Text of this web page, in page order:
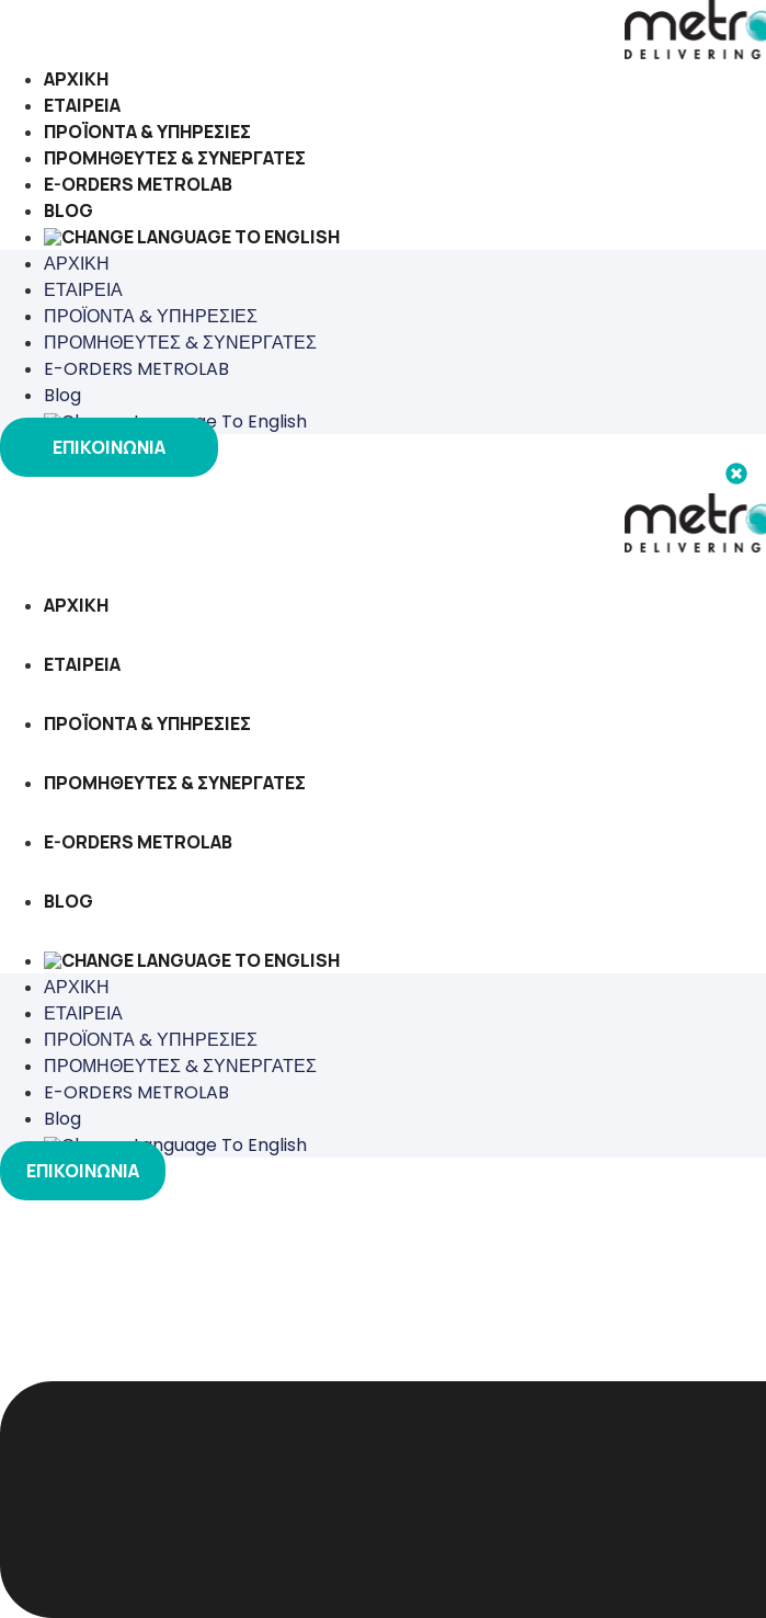
ΑΡΧΙΚΗ
ΕΤΑΙΡΕΙΑ
ΠΡΟΪΟΝΤΑ & ΥΠΗΡΕΣΙΕΣ
ΠΡΟΜΗΘΕΥΤΕΣ & ΣΥΝΕΡΓΑΤΕΣ
E-ORDERS METROLAB
BLOG
ΑΡΧΙΚΗ
ΕΤΑΙΡΕΙΑ
ΠΡΟΪΟΝΤΑ & ΥΠΗΡΕΣΙΕΣ
ΠΡΟΜΗΘΕΥΤΕΣ & ΣΥΝΕΡΓΑΤΕΣ
E-ORDERS METROLAB
Blog
ΕΠΙΚΟΙΝΩΝΙΑ
ΑΡΧΙΚΗ
ΕΤΑΙΡΕΙΑ
ΠΡΟΪΟΝΤΑ & ΥΠΗΡΕΣΙΕΣ
ΠΡΟΜΗΘΕΥΤΕΣ & ΣΥΝΕΡΓΑΤΕΣ
E-ORDERS METROLAB
BLOG
ΑΡΧΙΚΗ
ΕΤΑΙΡΕΙΑ
ΠΡΟΪΟΝΤΑ & ΥΠΗΡΕΣΙΕΣ
ΠΡΟΜΗΘΕΥΤΕΣ & ΣΥΝΕΡΓΑΤΕΣ
E-ORDERS METROLAB
Blog
ΕΠΙΚΟΙΝΩΝΙΑ